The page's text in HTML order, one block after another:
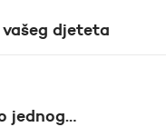
djeteta
jednog…